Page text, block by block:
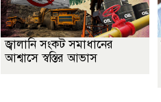
জ্বালানি সংকট সমাধানের
আশ্বাসে স্বস্তির আভাস